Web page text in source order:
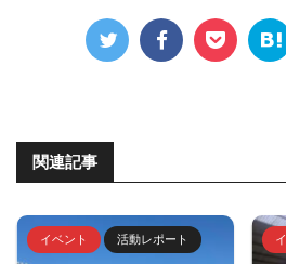
関連記事
イベント 活動レポート